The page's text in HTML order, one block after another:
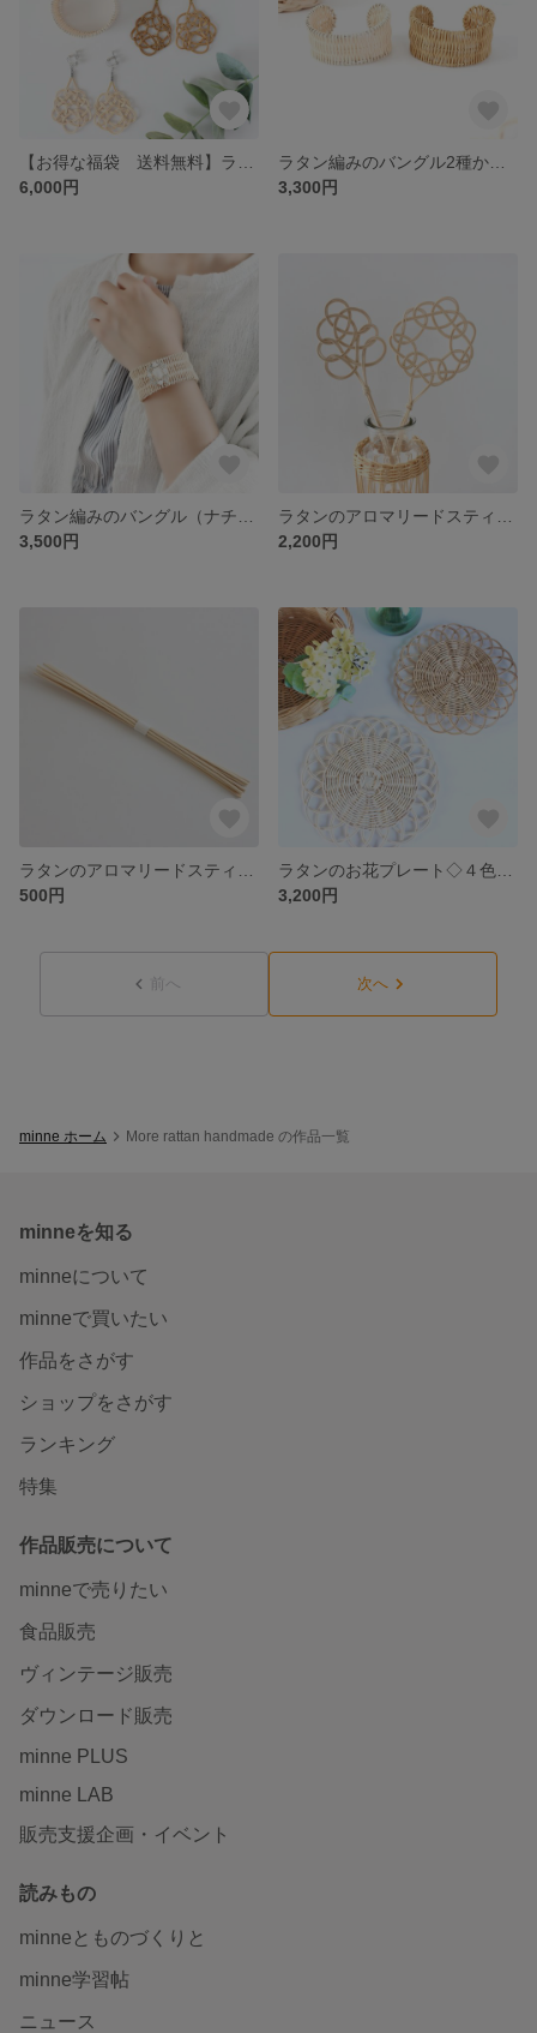
6,000円
3,300円
3,500円
2,200円
500円
3,200円
前へ 次へ
minne ホーム More rattan handmade の作品一覧
minneを知る
minneについて
minneで買いたい
作品をさがす
ショップをさがす
ランキング
特集
作品販売について
minneで売りたい
食品販売
ヴィンテージ販売
ダウンロード販売
minne PLUS
minne LAB
販売支援企画・イベント
読みもの
minneとものづくりと
minne学習帖
ニュース